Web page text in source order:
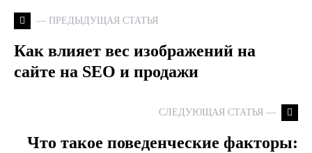
— ПРЕДЫДУЩАЯ СТАТЬЯ
Как влияет вес изображений на
сайте на SEO и продажи
СЛЕДУЮЩАЯ СТАТЬЯ —
Что такое поведенческие факторы: